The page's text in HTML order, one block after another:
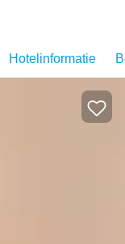
Hotelinformatie